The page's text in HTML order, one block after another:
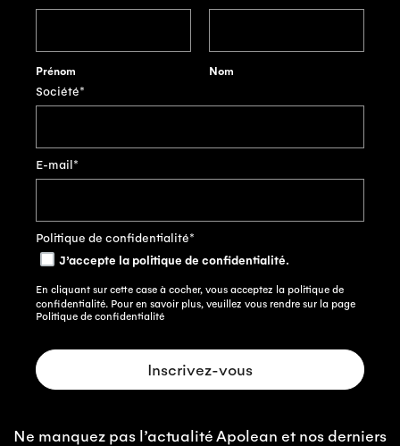
Prénom
Nom
Société*
E-mail *
Politique de confidentialité*
J’accepte la politique de confidentialité.
En cliquant sur cette case à cocher, vous acceptez la politique de
confidentialité. Pour en savoir plus, veuillez vous rendre sur la page
Politique de confidentialité
Ne manquez pas l’actualité Apolean et nos derniers